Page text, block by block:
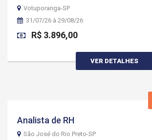
Votuporanga-SP
31/07/26 à 29/08/26
R$ 3.896,00
VER DETALHES
Analista de RH
São José do Rio Preto-SP